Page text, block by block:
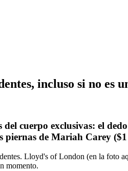
incluso si no es
cuerpo exclusivas: el
piernas de Mariah Carey
Lloyd's of London (en la foto
momento.